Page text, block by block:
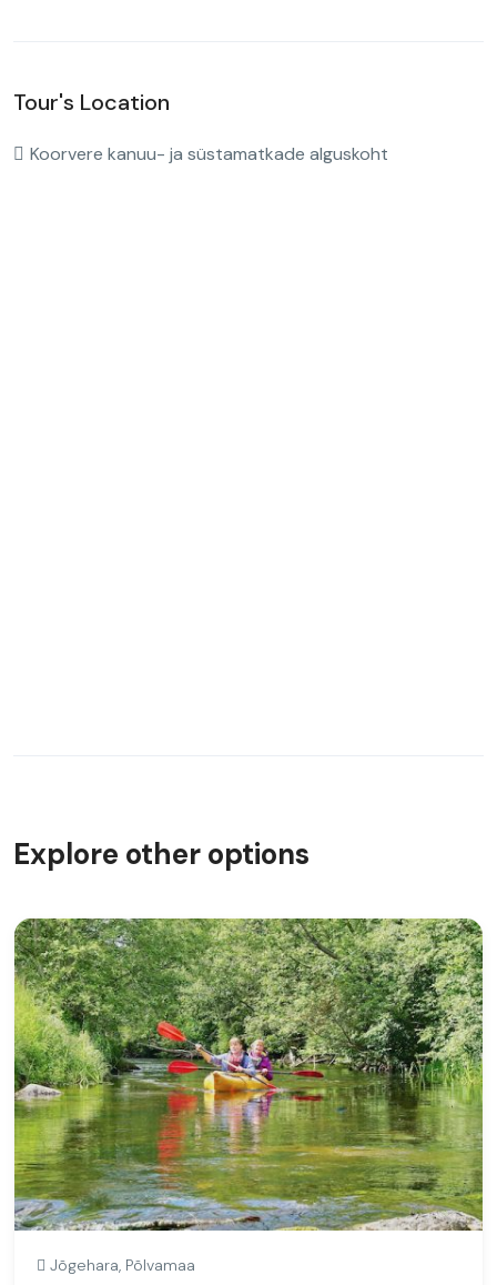
Tour's Location
Koorvere kanuu- ja süstamatkade alguskoht
Explore other options
Jõgehara, Põlvamaa